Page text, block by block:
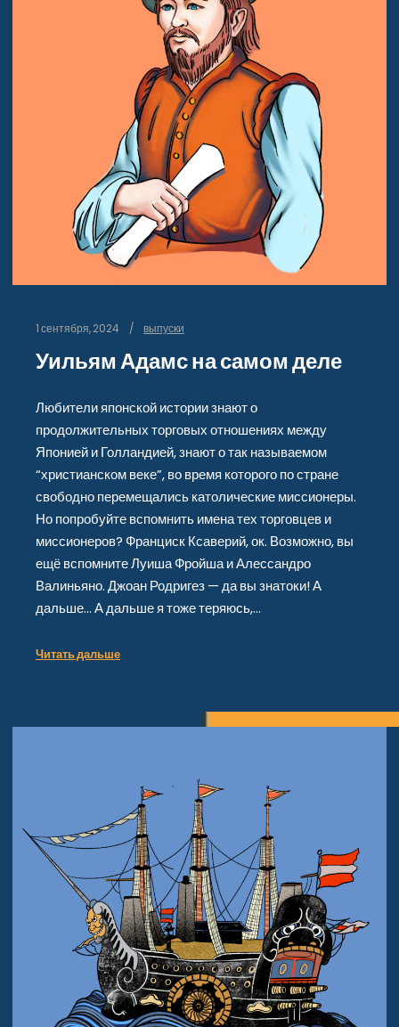
1 сентября, 2024 выпуски
Уильям Адамс на самом деле
Любители японской истории знают о
продолжительных торговых отношениях между
Японией и Голландией, знают о так называемом
“христианском веке”, во время которого по стране
свободно перемещались католические миссионеры.
Но попробуйте вспомнить имена тех торговцев и
миссионеров? Франциск Ксаверий, ок. Возможно, вы
ещё вспомните Луиша Фройша и Алессандро
Валиньяно. Джоан Родригез — да вы знатоки! А
дальше… А дальше я тоже теряюсь,…
Читать дальше